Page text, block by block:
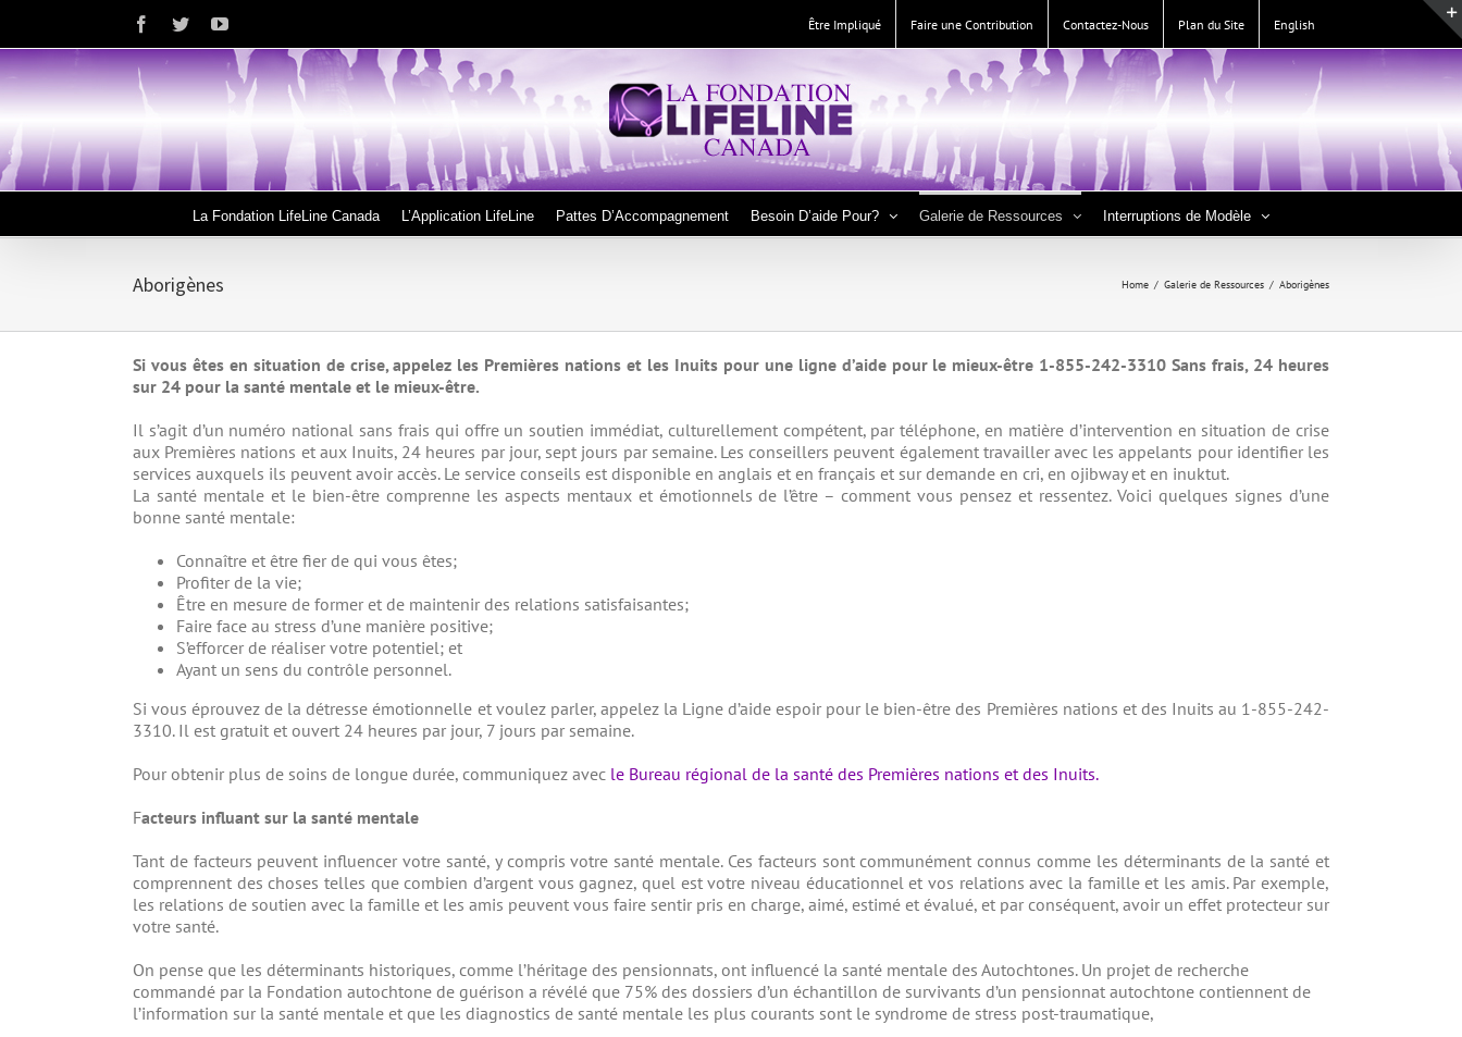
content
Facebook
TwitterYouTube Être Impliqué Faire une Contribution Contactez-Nous Plan du Site English
La Fondation LifeLine Canada L’Application LifeLine Pattes D’Accompagnement Besoin D’aide Pour? Galerie de Ressources Interruptions de Modèle
Aborigènes Home / Galerie de Ressources / Aborigènes
Si vous êtes en situation de crise, appelez les Premières nations et les Inuits pour une ligne d’aide pour le mieux-être 1-855-242-3310 Sans frais, 24 heures
sur 24 pour la santé mentale et le mieux-être.
Il s’agit d’un numéro national sans frais qui offre un soutien immédiat, culturellement compétent, par téléphone, en matière d’intervention en situation de crise
aux Premières nations et aux Inuits, 24 heures par jour, sept jours par semaine. Les conseillers peuvent également travailler avec les appelants pour identifier les
services auxquels ils peuvent avoir accès. Le service conseils est disponible en anglais et en français et sur demande en cri, en ojibway et en inuktut.
La santé mentale et le bien-être comprenne les aspects mentaux et émotionnels de l’être – comment vous pensez et ressentez. Voici quelques signes d’une
bonne santé mentale:
Connaître et être fier de qui vous êtes;
Profiter de la vie;
Être en mesure de former et de maintenir des relations satisfaisantes;
Faire face au stress d’une manière positive;
S’efforcer de réaliser votre potentiel; et
Ayant un sens du contrôle personnel.
Si vous éprouvez de la détresse émotionnelle et voulez parler, appelez la Ligne d’aide espoir pour le bien-être des Premières nations et des Inuits au 1-855-242-
3310. Il est gratuit et ouvert 24 heures par jour, 7 jours par semaine.
Pour obtenir plus de soins de longue durée, communiquez avec le Bureau régional de la santé des Premières nations et des Inuits.
Facteurs influant sur la santé mentale
Tant de facteurs peuvent influencer votre santé, y compris votre santé mentale. Ces facteurs sont communément connus comme les déterminants de la santé et
comprennent des choses telles que combien d’argent vous gagnez, quel est votre niveau éducationnel et vos relations avec la famille et les amis. Par exemple,
les relations de soutien avec la famille et les amis peuvent vous faire sentir pris en charge, aimé, estimé et évalué, et par conséquent, avoir un effet protecteur sur
votre santé.
On pense que les déterminants historiques, comme l’héritage des pensionnats, ont influencé la santé mentale des Autochtones. Un projet de recherche
commandé par la Fondation autochtone de guérison a révélé que 75% des dossiers d’un échantillon de survivants d’un pensionnat autochtone contiennent de
l’information sur la santé mentale et que les diagnostics de santé mentale les plus courants sont le syndrome de stress post-traumatique,